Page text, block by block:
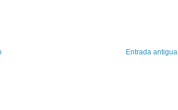
Entrada antigua